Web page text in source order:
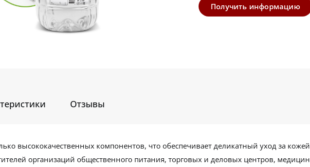
Получить информацию
Отзывы
высококачественных компонентов, что обеспечивает деликатный уход за
организаций общественного питания, торговых и деловых центров,